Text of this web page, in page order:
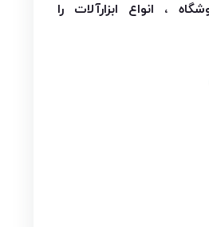
، انواع ابزارآلات را